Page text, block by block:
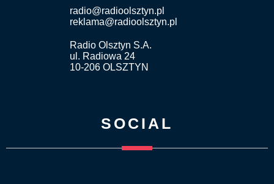
radio@radioolsztyn.pl
reklama@radioolsztyn.pl
Radio Olsztyn S.A.
ul. Radiowa 24
10-206 OLSZTYN
SOCIAL